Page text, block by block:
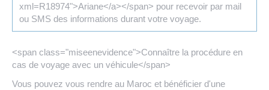
xml=R18974">Ariane</a></span> pour recevoir par mail
ou SMS des informations durant votre voyage.
<span class="miseenevidence">Connaître la procédure en
cas de voyage avec un véhicule</span>
Vous pouvez vous rendre au Maroc et bénéficier d'une